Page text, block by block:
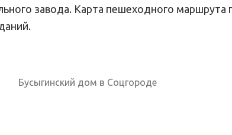
завода. Карта пешеходного маршрута
Бусыгинский дом в Соцгороде